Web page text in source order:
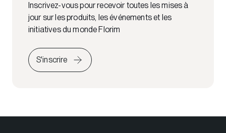
Inscrivez-vous pour recevoir toutes les mises à
jour sur les produits, les événements et les
initiatives du monde Florim
S'inscrire